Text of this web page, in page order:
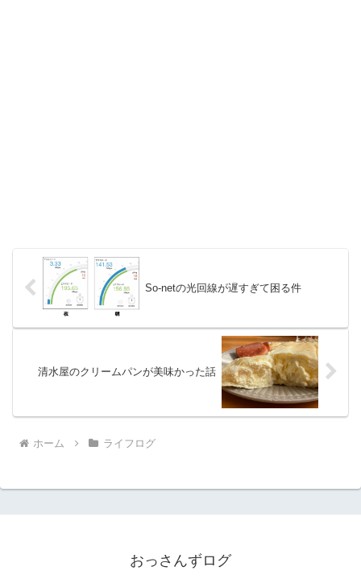
So-netの光回線が遅すぎて困る件
清水屋のクリームパンが美味かった話
ホーム ライフログ
おっさんずログ